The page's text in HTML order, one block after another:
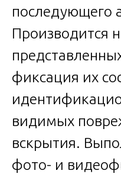
последующего
Производится
фиксация их
видимых
вскрытия.
фото- и